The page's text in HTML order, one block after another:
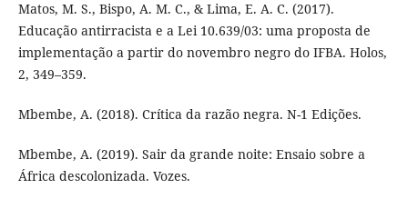
Matos, M. S., Bispo, A. M. C., & Lima, E. A. C. (2017).
Educação antirracista e a Lei 10.639/03: uma proposta de
implementação a partir do novembro negro do IFBA. Holos,
2, 349–359.
Mbembe, A. (2018). Crítica da razão negra. N-1 Edições.
Mbembe, A. (2019). Sair da grande noite: Ensaio sobre a
África descolonizada. Vozes.